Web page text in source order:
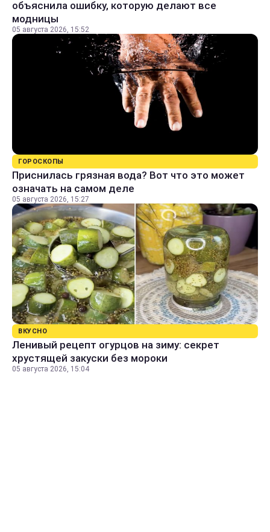
объяснила ошибку, которую делают все
модницы
05 августа 2026, 15:52
ГОРОСКОПЫ
Приснилась грязная вода? Вот что это может
означать на самом деле
05 августа 2026, 15:27
ВКУСНО
Ленивый рецепт огурцов на зиму: секрет
хрустящей закуски без мороки
05 августа 2026, 15:04